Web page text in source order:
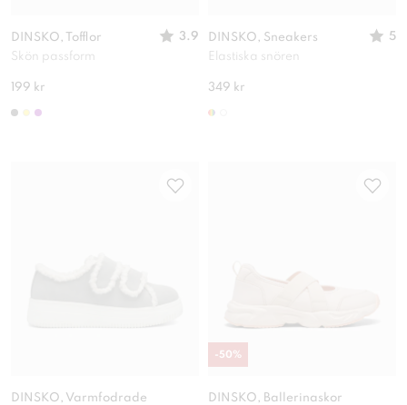
DINSKO, Tofflor
3.9
Skön passform
199 kr
DINSKO, Sneakers
5
Elastiska snören
349 kr
DINSKO, Varmfodrade
DINSKO, Ballerinaskor
-50%